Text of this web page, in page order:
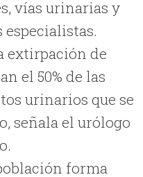
vías urinarias y
extirpación de
el 50% de las
urinarios que se
señala el urólogo
forma